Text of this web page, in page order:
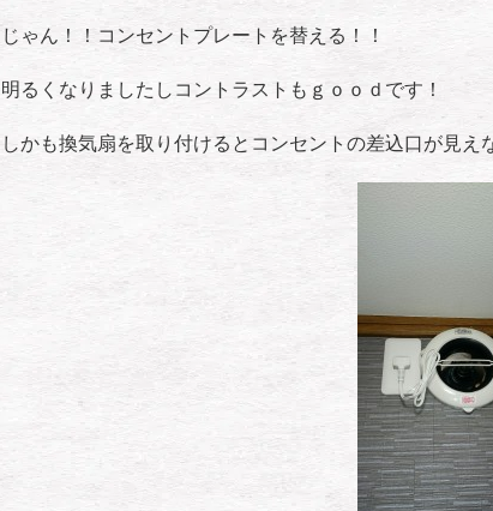
じゃん！！コンセントプレートを替える！！
明るくなりましたしコントラストもｇｏｏｄです！
しかも換気扇を取り付けるとコンセントの差込口が見え